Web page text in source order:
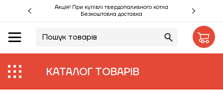
Акція! При купівлі твердопаливного котла
Безкоштовна доставка
КАТАЛОГ ТОВАРІВ
Акції %
Виробники